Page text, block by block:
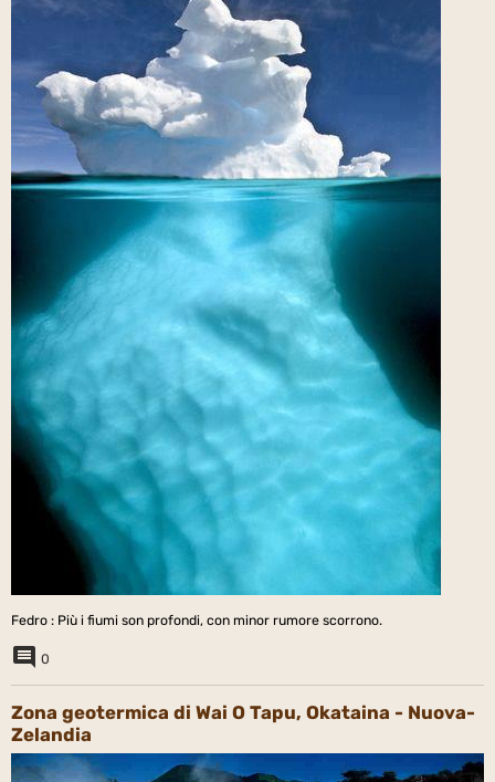
Fedro : Più i fiumi son profondi, con minor rumore scorrono.
0
Zona geotermica di Wai O Tapu, Okataina - Nuova-
Zelandia